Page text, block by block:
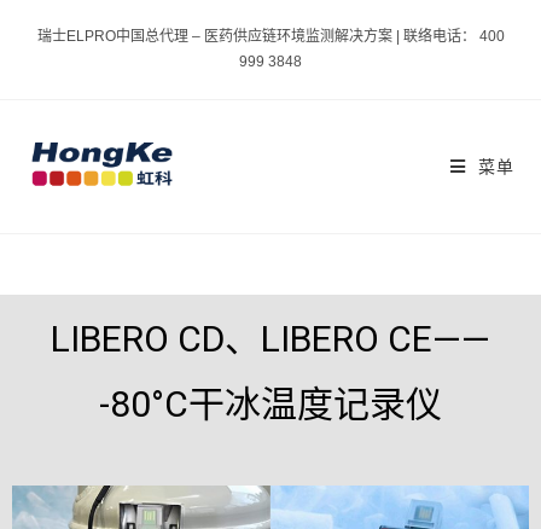
瑞士ELPRO中国总代理 – 医药供应链环境监测解决方案 | 联络电话： 400
999 3848
菜单
LIBERO CD、LIBERO CE——
-80°C干冰温度记录仪